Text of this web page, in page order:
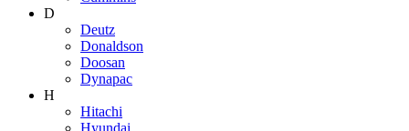
D
Deutz
Donaldson
Doosan
Dynapac
H
Hitachi